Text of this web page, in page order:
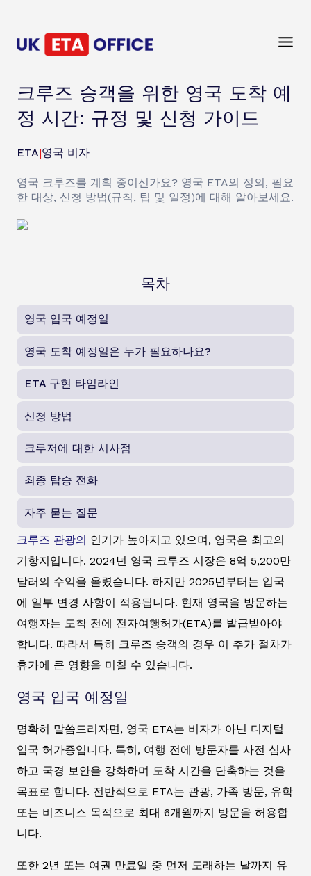
크루즈 승객을 위한 영국 도착 예
정 시간: 규정 및 신청 가이드
ETA|영국 비자
영국 크루즈를 계획 중이신가요? 영국 ETA의 정의, 필요
한 대상, 신청 방법(규칙, 팁 및 일정)에 대해 알아보세요.
목차
영국 입국 예정일
영국 도착 예정일은 누가 필요하나요?
ETA 구현 타임라인
신청 방법
크루저에 대한 시사점
최종 탑승 전화
자주 묻는 질문
크루즈 관광의 인기가 높아지고 있으며, 영국은 최고의
기항지입니다. 2024년 영국 크루즈 시장은 8억 5,200만
달러의 수익을 올렸습니다. 하지만 2025년부터는 입국
에 일부 변경 사항이 적용됩니다. 현재 영국을 방문하는
여행자는 도착 전에 전자여행허가(ETA)를 발급받아야
합니다. 따라서 특히 크루즈 승객의 경우 이 추가 절차가
휴가에 큰 영향을 미칠 수 있습니다.
영국 입국 예정일
명확히 말씀드리자면, 영국 ETA는 비자가 아닌 디지털
입국 허가증입니다. 특히, 여행 전에 방문자를 사전 심사
하고 국경 보안을 강화하며 도착 시간을 단축하는 것을
목표로 합니다. 전반적으로 ETA는 관광, 가족 방문, 유학
또는 비즈니스 목적으로 최대 6개월까지 방문을 허용합
니다.
또한 2년 또는 여권 만료일 중 먼저 도래하는 날까지 유